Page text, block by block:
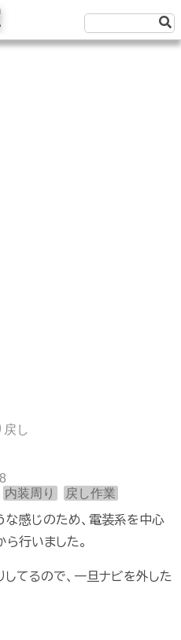
戻し
内装周り 戻し作業
感じのため、電装系を中心
行いました。
てるので、一旦ナビを外した